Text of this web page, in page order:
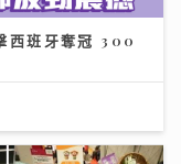
西班牙奪冠 300